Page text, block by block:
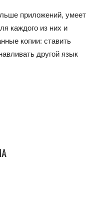
приложений, умеет
каждого из них и
копии: ставить
другой язык